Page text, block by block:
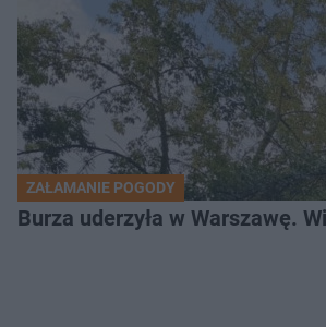
ZAŁAMANIE POGODY
Burza uderzyła w Warszawę.